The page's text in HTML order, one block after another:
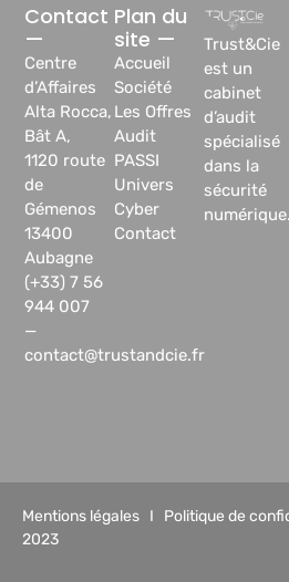
Trust&Cie
est un
cabinet
d’audit
spécialisé
dans la
sécurité
numérique.
Plan du
site —
Accueil
Société
Les Offres
Audit
PASSI
Univers
Cyber
Contact
Contact
—
Centre
d’Affaires
Alta Rocca,
Bât A,
1120 route
de
Gémenos
13400
Aubagne
(+33) 7 56
944 007
—
contact@trustandcie.fr
Mentions légales I Politique de
2023